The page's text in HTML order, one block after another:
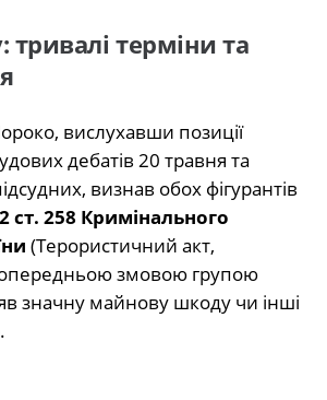
тривалі терміни та
вислухавши позиції
дебатів 20 травня та
визнав обох фігурантів
ст. 258 Кримінального
(Терористичний акт,
змовою групою
значну майнову шкоду чи інші